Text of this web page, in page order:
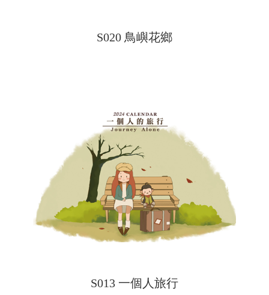
S020 鳥嶼花鄉
S013 一個人旅行